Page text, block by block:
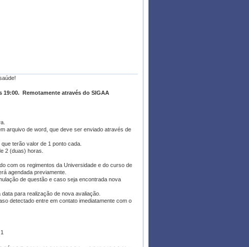
19:00. Remotamente através do SIGAA
arquivo de word, que deve ser enviado através de
terão valor de 1 ponto cada.
2 (duas) horas.
com os regimentos da Universidade e do curso de
agendada previamente.
de questão e caso seja encontrada nova
para realização de nova avaliação.
detectado entre em contato imediatamente com o